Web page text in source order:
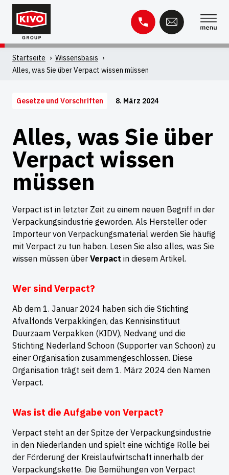
Zum
Inhalt
springen
Suche
nach:
Startseite ' Wissensbasis '
Alles, was Sie über Verpact wissen müssen
Gesetze und Vorschriften 8. März 2024
Alles, was Sie über
Verpact wissen
müssen
Verpact ist in letzter Zeit zu einem neuen Begriff in der
Verpackungsindustrie geworden. Als Hersteller oder
Importeur von Verpackungsmaterial werden Sie häufig
mit Verpact zu tun haben. Lesen Sie also alles, was Sie
wissen müssen über Verpact in diesem Artikel.
Wer sind Verpact?
Ab dem 1. Januar 2024 haben sich die Stichting
Afvalfonds Verpakkingen, das Kennisinstituut
Duurzaam Verpakken (KIDV), Nedvang und die
Stichting Nederland Schoon (Supporter van Schoon) zu
einer Organisation zusammengeschlossen. Diese
Organisation trägt seit dem 1. März 2024 den Namen
Verpact.
Was ist die Aufgabe von Verpact?
Verpact steht an der Spitze der Verpackungsindustrie
in den Niederlanden und spielt eine wichtige Rolle bei
der Förderung der Kreislaufwirtschaft innerhalb der
Verpackungskette. Die Bemühungen von Verpact